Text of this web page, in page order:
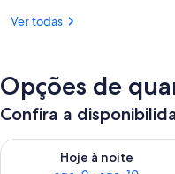
Ver todas
Opções de
Confira a
Hoje à noite
Verifica a disponibilidade